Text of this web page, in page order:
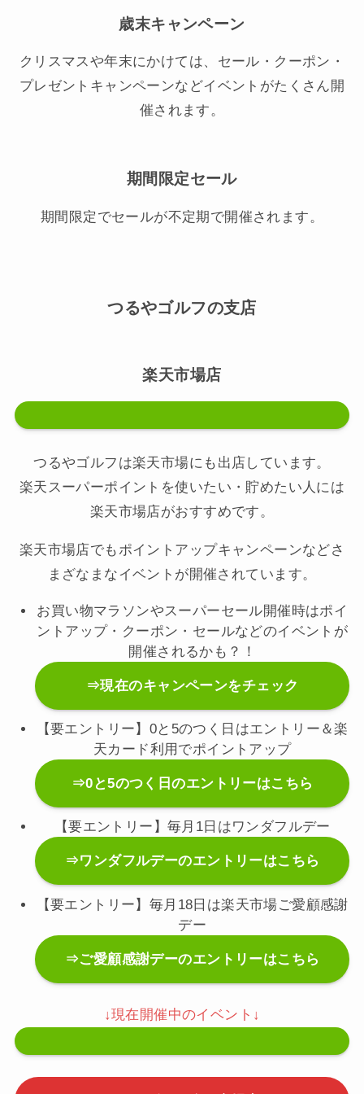
歳末キャンペーン
クリスマスや年末にかけては、セール・クーポン・
プレゼントキャンペーンなどイベントがたくさん開
催されます。
期間限定セール
期間限定でセールが不定期で開催されます。
つるやゴルフの支店
楽天市場店
つるやゴルフは楽天市場にも出店しています。
楽天スーパーポイントを使いたい・貯めたい人には
楽天市場店がおすすめです。
楽天市場店でもポイントアップキャンペーンなどさ
まざなまなイベントが開催されています。
お買い物マラソンやスーパーセール開催時はポイ
ントアップ・クーポン・セールなどのイベントが
開催されるかも？！
⇒現在のキャンペーンをチェック
【要エントリー】0と5のつく日はエントリー＆楽
天カード利用でポイントアップ
⇒0と5のつく日のエントリーはこちら
【要エントリー】毎月1日はワンダフルデー
⇒ワンダフルデーのエントリーはこちら
【要エントリー】毎月18日は楽天市場ご愛顧感謝
デー
⇒ご愛顧感謝デーのエントリーはこちら
↓現在開催中のイベント↓